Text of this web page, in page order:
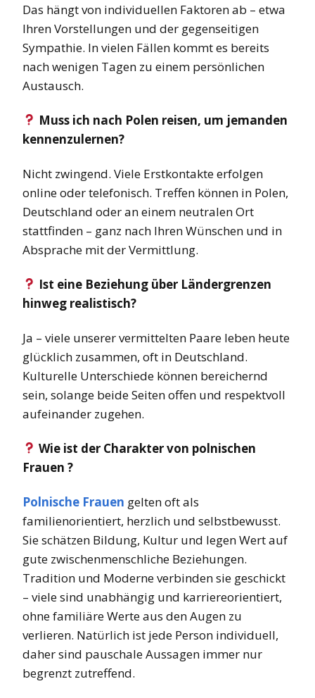
Das hängt von individuellen Faktoren ab – etwa
Ihren Vorstellungen und der gegenseitigen
Sympathie. In vielen Fällen kommt es bereits
nach wenigen Tagen zu einem persönlichen
Austausch.
Muss ich nach Polen reisen, um jemanden
kennenzulernen?
Nicht zwingend. Viele Erstkontakte erfolgen
online oder telefonisch. Treffen können in Polen,
Deutschland oder an einem neutralen Ort
stattfinden – ganz nach Ihren Wünschen und in
Absprache mit der Vermittlung.
Ist eine Beziehung über Ländergrenzen
hinweg realistisch?
Ja – viele unserer vermittelten Paare leben heute
glücklich zusammen, oft in Deutschland.
Kulturelle Unterschiede können bereichernd
sein, solange beide Seiten offen und respektvoll
aufeinander zugehen.
Wie ist der Charakter von polnischen
Frauen ?
Polnische Frauen gelten oft als
familienorientiert, herzlich und selbstbewusst.
Sie schätzen Bildung, Kultur und legen Wert auf
gute zwischenmenschliche Beziehungen.
Tradition und Moderne verbinden sie geschickt
– viele sind unabhängig und karriereorientiert,
ohne familiäre Werte aus den Augen zu
verlieren. Natürlich ist jede Person individuell,
daher sind pauschale Aussagen immer nur
begrenzt zutreffend.